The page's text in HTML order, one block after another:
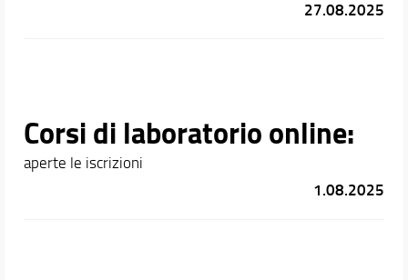
27.08.2025
Corsi di laboratorio online:
aperte le iscrizioni
1.08.2025